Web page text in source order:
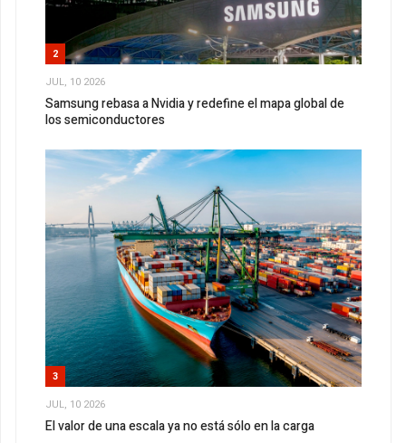
2
JUL, 10 2026
Samsung rebasa a Nvidia y redefine el mapa global de
los semiconductores
3
JUL, 10 2026
El valor de una escala ya no está sólo en la carga